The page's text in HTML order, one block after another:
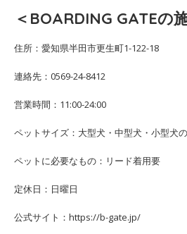
＜BOARDING GATEの
住所：愛知県半田市更生町1-122-18
連絡先：0569-24-8412
営業時間：11:00-24:00
ペットサイズ：大型犬・中型犬・小型犬
ペットに必要なもの：リード着用要
定休日：日曜日
公式サイト：https://b-gate.jp/